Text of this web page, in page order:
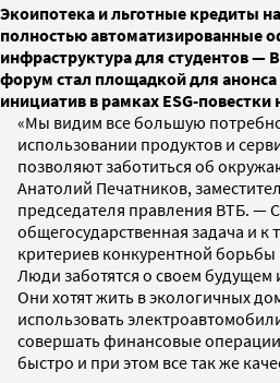
Экоипотека и льготные кредиты
полностью автоматизированные
инфраструктура для студентов —
форум стал площадкой для
инициатив в рамках ESG-
«Мы видим все большую
использовании продуктов и
позволяют заботиться об
Анатолий Печатников,
председателя правления ВТБ. —
общегосударственная задача и к
критериев конкурентной борьбы
Люди заботятся о своем будущем
Они хотят жить в экологичных
использовать
совершать финансовые
быстро и при этом все так же